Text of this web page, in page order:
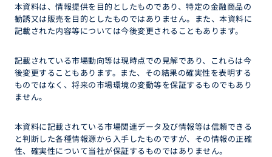
本資料は、情報提供を目的としたものであり、特定の金融商品の
勧誘又は販売を目的としたものではありません。また、本資料に
記載された内容等については今後変更されることもあります。
記載されている市場動向等は現時点での見解であり、これらは今
後変更することもあります。また、その結果の確実性を表明する
ものではなく、将来の市場環境の変動等を保証するものでもあり
ません。
本資料に記載されている市場関連データ及び情報等は信頼できる
と判断した各種情報源から入手したものですが、その情報の正確
性、確実性について当社が保証するものではありません。